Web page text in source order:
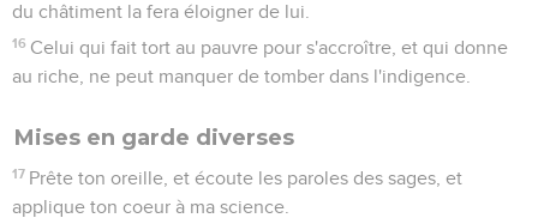
du châtiment la fera éloigner de lui.
16 Celui qui fait tort au pauvre pour s'accroître, et qui donne
au riche, ne peut manquer de tomber dans l'indigence.
Mises en garde diverses
17 Prête ton oreille, et écoute les paroles des sages, et
applique ton coeur à ma science.